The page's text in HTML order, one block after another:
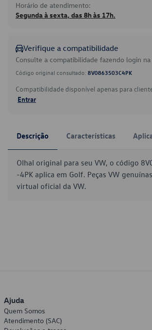
Horário de atendimento:
Segunda à sexta, das 8h às 17h.
Verifique a compatibilidade
Consulte a compatibilidade fazendo login
Código original consultado: 8V0863503C4PK
Compatibilidade disponível apenas para
Entrar
Descrição Características
Olhal original para seu VW, o código
-4PK aplica em Golf. Peças VW
virtual oficial da VW.
Ajuda
Quem Somos
Atendimento (SAC)